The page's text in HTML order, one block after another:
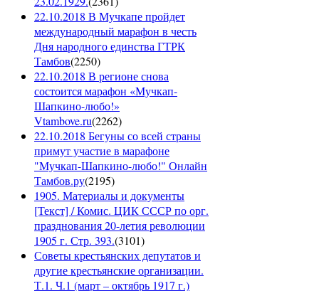
22.10.2018 В Мучкапе пройдет
международный марафон в честь
Дня народного единства ГТРК
Тамбов(2250)
22.10.2018 В регионе снова
состоится марафон «Мучкап-
Шапкино-любо!»
Vtambove.ru(2262)
22.10.2018 Бегуны со всей страны
примут участие в марафоне
"Мучкап-Шапкино-любо!" Онлайн
Тамбов.ру(2195)
1905. Материалы и документы
[Текст] / Комис. ЦИК СССР по орг.
празднования 20-летия революции
1905 г. Стр. 393.(3101)
Советы крестьянских депутатов и
другие крестьянские организации.
Т.1. Ч.1 (март – октябрь 1917 г.)